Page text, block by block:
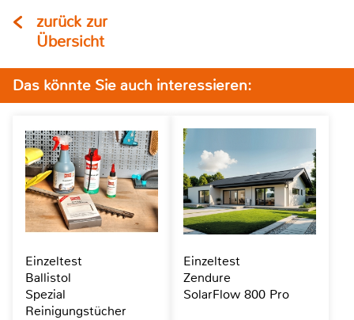
zurück zur
Übersicht
Das könnte Sie auch interessieren:
Einzeltest
Ballistol
Spezial
Reinigungstücher
Einzeltest
Zendure
SolarFlow 800 Pro